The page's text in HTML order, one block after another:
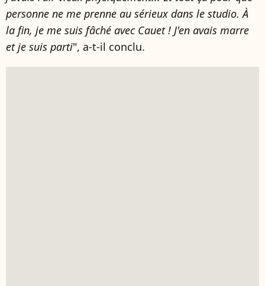
personne ne me prenne au sérieux dans le studio. À
la fin, je me suis fâché avec Cauet ! J'en avais marre
et je suis parti", a-t-il conclu.